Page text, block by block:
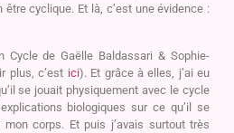
cyclique. Et là, c’est une évidence :
Cycle de Gaëlle Baldassari & Sophie-
plus, c’est ici). Et grâce à elles, j’ai eu
se jouait physiquement avec le cycle
biologiques sur ce qu’il se
corps. Et puis j’avais surtout très